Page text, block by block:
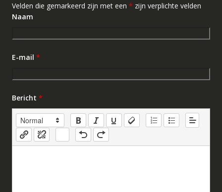
Velden die gemarkeerd zijn met een * zijn verplichte velden
Naam
E-mail *
Bericht *